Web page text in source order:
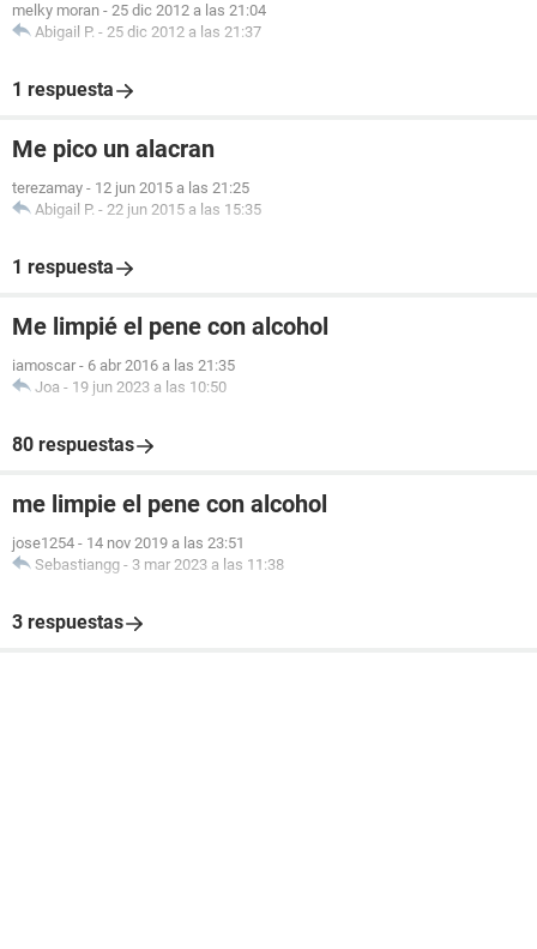
melky moran - 25 dic 2012 a las 21:04
Abigail P. - 25 dic 2012 a las 21:37
1 respuesta
Me pico un alacran
terezamay - 12 jun 2015 a las 21:25
Abigail P. - 22 jun 2015 a las 15:35
1 respuesta
Me limpié el pene con alcohol
iamoscar - 6 abr 2016 a las 21:35
Joa - 19 jun 2023 a las 10:50
80 respuestas
me limpie el pene con alcohol
jose1254 - 14 nov 2019 a las 23:51
Sebastiangg - 3 mar 2023 a las 11:38
3 respuestas